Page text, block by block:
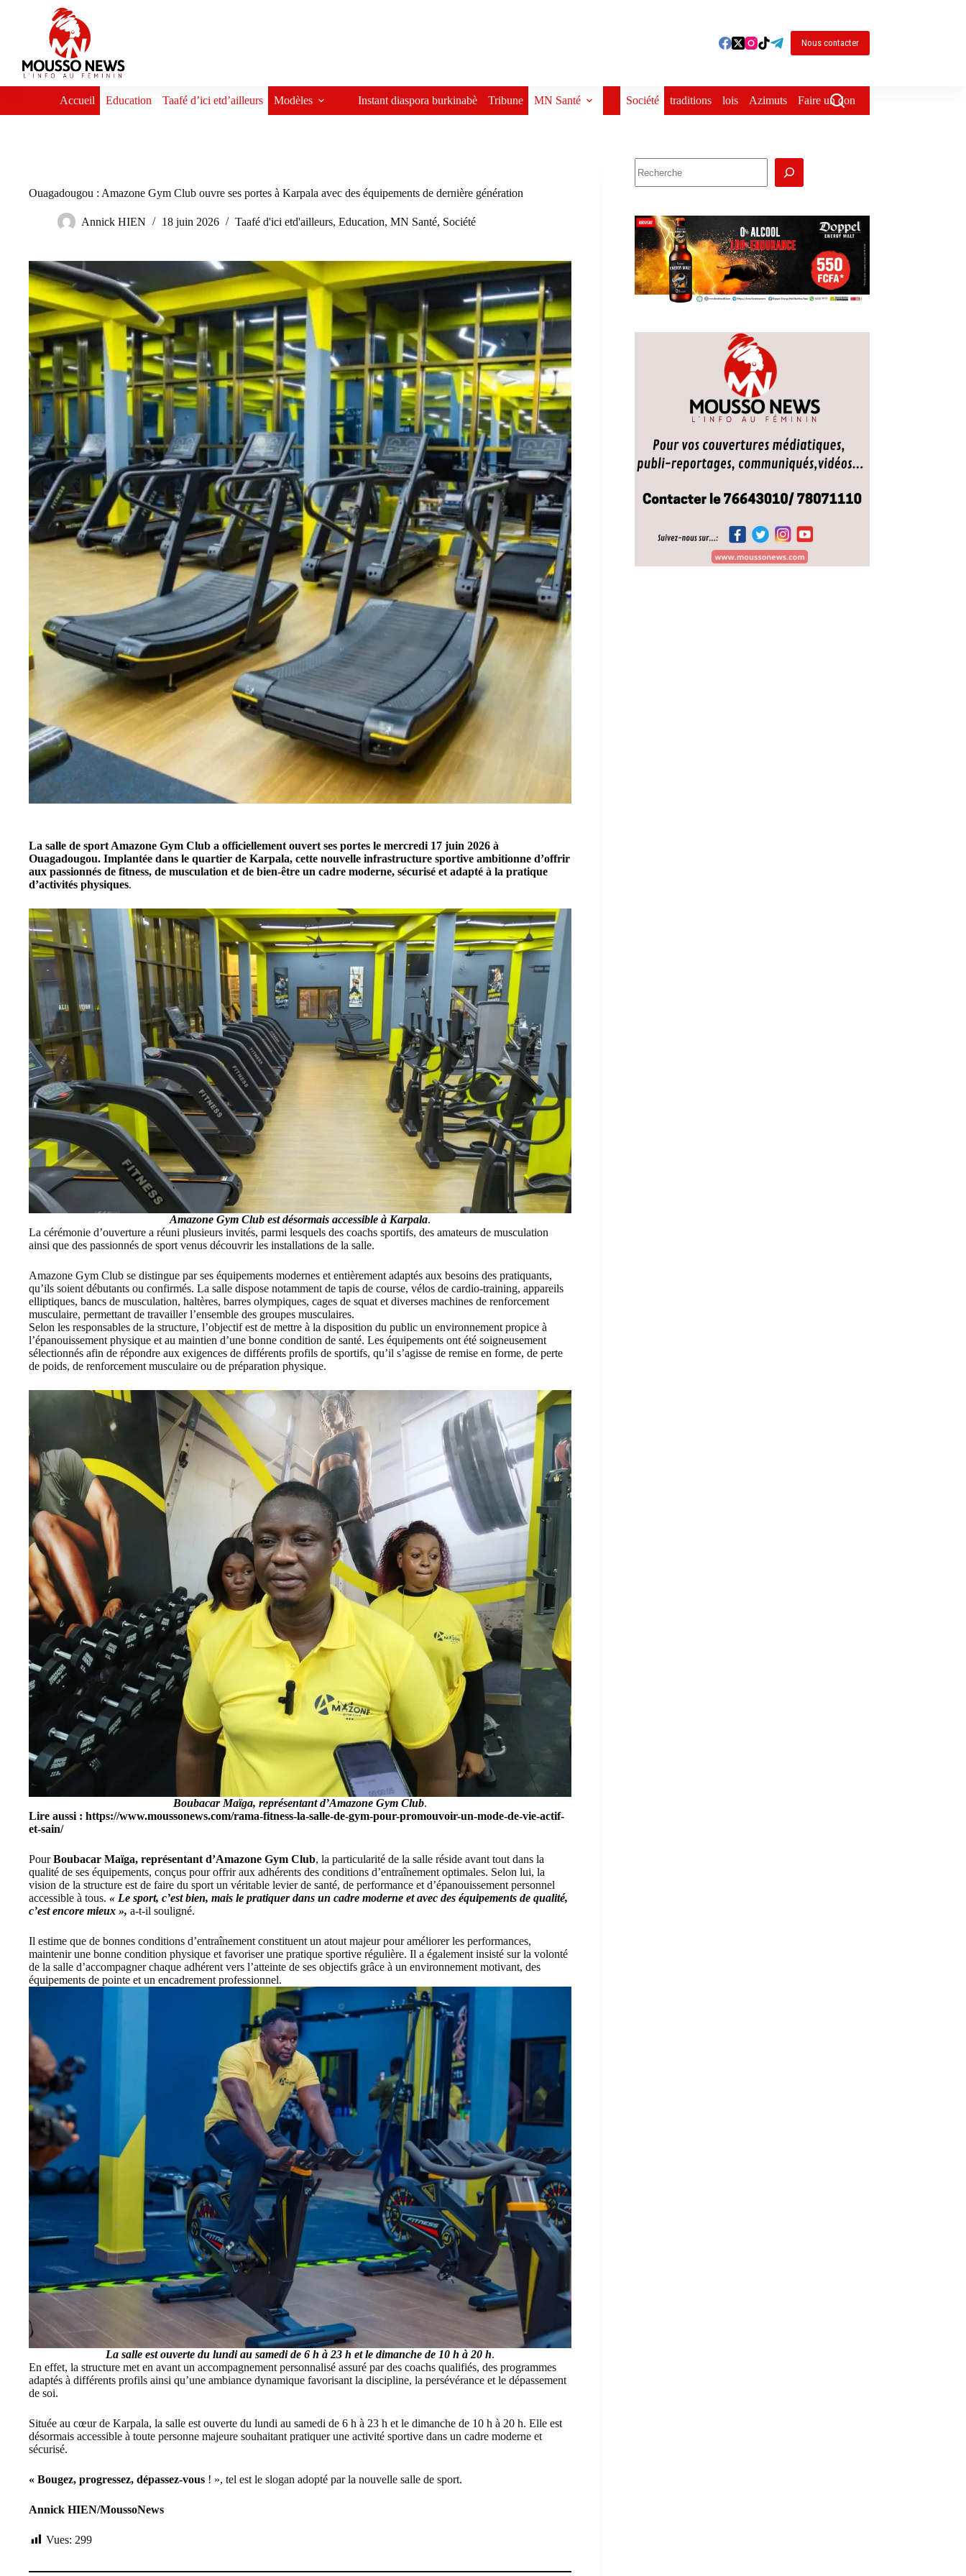
Nous contacter
Accueil Education Taafé d’ici etd’ailleurs Modèles Instant diaspora burkinabè Tribune MN Santé Société traditions lois Azimuts Faire un don
Ouagadougou : Amazone Gym Club ouvre ses portes à Karpala avec des équipements de dernière génération
Annick HIEN 18 juin 2026 Taafé d'ici etd'ailleurs, Education, MN Santé, Société
La salle de sport Amazone Gym Club a officiellement ouvert ses portes le mercredi 17 juin 2026 à
Ouagadougou. Implantée dans le quartier de Karpala, cette nouvelle infrastructure sportive ambitionne d’offrir
aux passionnés de fitness, de musculation et de bien-être un cadre moderne, sécurisé et adapté à la pratique
d’activités physiques.
Amazone Gym Club est désormais accessible à Karpala.
La cérémonie d’ouverture a réuni plusieurs invités, parmi lesquels des coachs sportifs, des amateurs de musculation
ainsi que des passionnés de sport venus découvrir les installations de la salle.
Amazone Gym Club se distingue par ses équipements modernes et entièrement adaptés aux besoins des pratiquants,
qu’ils soient débutants ou confirmés. La salle dispose notamment de tapis de course, vélos de cardio-training, appareils
elliptiques, bancs de musculation, haltères, barres olympiques, cages de squat et diverses machines de renforcement
musculaire, permettant de travailler l’ensemble des groupes musculaires.
Selon les responsables de la structure, l’objectif est de mettre à la disposition du public un environnement propice à
l’épanouissement physique et au maintien d’une bonne condition de santé. Les équipements ont été soigneusement
sélectionnés afin de répondre aux exigences de différents profils de sportifs, qu’il s’agisse de remise en forme, de perte
de poids, de renforcement musculaire ou de préparation physique.
Boubacar Maïga, représentant d’Amazone Gym Club.
Lire aussi : https://www.moussonews.com/rama-fitness-la-salle-de-gym-pour-promouvoir-un-mode-de-vie-actif-
et-sain/
PourBoubacar Maïga, représentant d’Amazone Gym Club, la particularité de la salle réside avant tout dans la
qualité de ses équipements, conçus pour offrir aux adhérents des conditions d’entraînement optimales. Selon lui, la
vision de la structure est de faire du sport un véritable levier de santé, de performance et d’épanouissement personnel
accessible à tous. « Le sport, c’est bien, mais le pratiquer dans un cadre moderne et avec des équipements de qualité,
c’est encore mieux », a-t-il souligné.
Il estime que de bonnes conditions d’entraînement constituent un atout majeur pour améliorer les performances,
maintenir une bonne condition physique et favoriser une pratique sportive régulière. Il a également insisté sur la volonté
de la salle d’accompagner chaque adhérent vers l’atteinte de ses objectifs grâce à un environnement motivant, des
équipements de pointe et un encadrement professionnel.
La salle est ouverte du lundi au samedi de 6 h à 23 h et le dimanche de 10 h à 20 h.
En effet, la structure met en avant un accompagnement personnalisé assuré par des coachs qualifiés, des programmes
adaptés à différents profils ainsi qu’une ambiance dynamique favorisant la discipline, la persévérance et le dépassement
de soi.
Située au cœur de Karpala, la salle est ouverte du lundi au samedi de 6 h à 23 h et le dimanche de 10 h à 20 h. Elle est
désormais accessible à toute personne majeure souhaitant pratiquer une activité sportive dans un cadre moderne et
sécurisé.
« Bougez, progressez, dépassez-vous ! », tel est le slogan adopté par la nouvelle salle de sport.
Annick HIEN/MoussoNews
Vues: 299